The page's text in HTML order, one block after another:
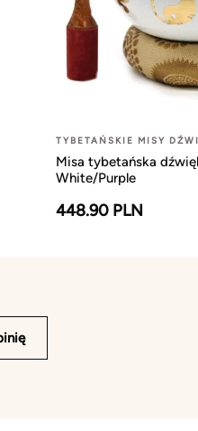
TYBETAŃSKIE MISY
Misa tybetańska
White/Purple
448.90 PLN